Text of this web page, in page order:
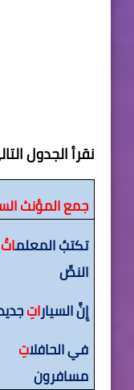
نقرأ الجدول
جمع المؤنث
تكتبُ المعلماتُ
النصَّ
إِنَّ السياراتِ
في الحافلاتِ
مسافرون